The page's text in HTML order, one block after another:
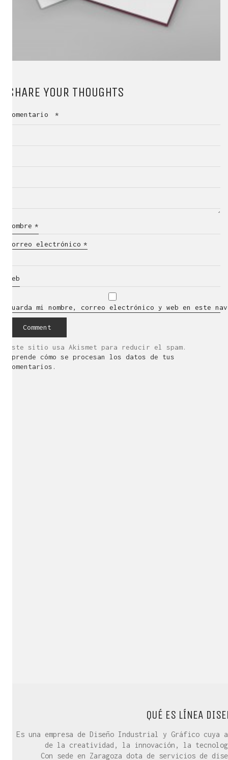
SHARE YOUR THOUGHTS
Comentario *
Nombre *
Correo electrónico *
Web
Guarda mi nombre, correo electrónico y web en este
Este sitio usa Akismet para reducir el spam.
Aprende cómo se procesan los datos de tus
comentarios.
QUÉ ES LÍNEA
Es una empresa de Diseño Industrial y Gráfico
de la creatividad, la innovación, la
Con sede en Zaragoza dota de servicios de